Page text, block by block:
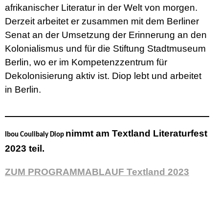
afrikanischer Literatur in der Welt von morgen.
Derzeit arbeitet er zusammen mit dem Berliner
Senat an der Umsetzung der Erinnerung an den
Kolonialismus und für die Stiftung Stadtmuseum
Berlin, wo er im Kompetenzzentrum für
Dekolonisierung aktiv ist. Diop lebt und arbeitet
in Berlin.
Ibou Coulibaly Diop nimmt am Textland Literaturfest
2023 teil.
ZUM PROGRAMMABLAUF Textland 2023